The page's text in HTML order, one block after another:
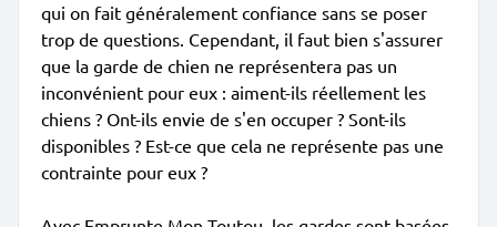
qui on fait généralement confiance sans se poser
trop de questions. Cependant, il faut bien s'assurer
que la garde de chien ne représentera pas un
inconvénient pour eux : aiment-ils réellement les
chiens ? Ont-ils envie de s'en occuper ? Sont-ils
disponibles ? Est-ce que cela ne représente pas une
contrainte pour eux ?